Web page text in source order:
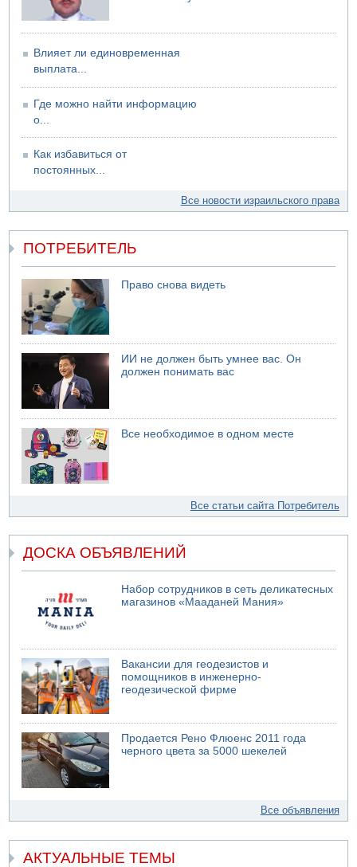
Возле Кирьят-Арбы пожар на местности
Влияет ли единовременная
выплата...
Где можно найти информацию
о...
Как избавиться от
постоянных...
Все новости израильского права
ПОТРЕБИТЕЛЬ
Право снова видеть
ИИ не должен быть умнее вас. Он
должен понимать вас
Все необходимое в одном месте
Все статьи сайта Потребитель
ДОСКА ОБЪЯВЛЕНИЙ
Набор сотрудников в сеть деликатесных
магазинов «Мааданей Мания»
Вакансии для геодезистов и
помощников в инженерно-
геодезической фирме
Продается Рено Флюенс 2011 года
черного цвета за 5000 шекелей
Все объявления
АКТУАЛЬНЫЕ ТЕМЫ